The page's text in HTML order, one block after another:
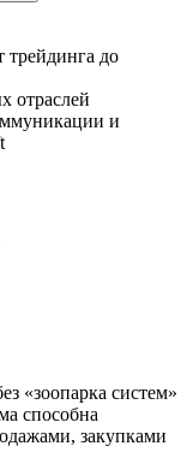
трейдинга до
отраслей
и
«зоопарка систем»
способна
закупками